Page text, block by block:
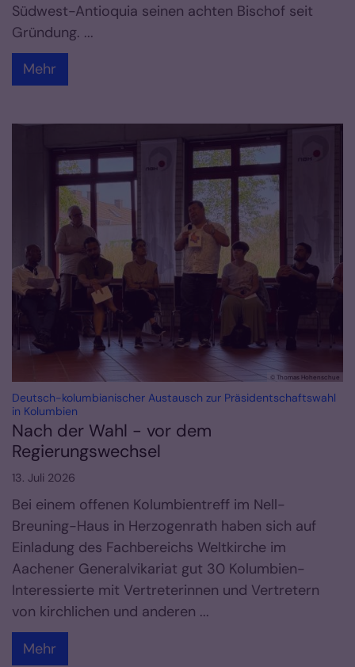
Südwest-Antioquia seinen achten Bischof seit
Gründung. ...
Mehr
© Thomas Hohenschue
Deutsch-kolumbianischer Austausch zur Präsidentschaftswahl
in Kolumbien
Nach der Wahl - vor dem
Regierungswechsel
13. Juli 2026
Bei einem offenen Kolumbientreff im Nell-
Breuning-Haus in Herzogenrath haben sich auf
Einladung des Fachbereichs Weltkirche im
Aachener Generalvikariat gut 30 Kolumbien-
Interessierte mit Vertreterinnen und Vertretern
von kirchlichen und anderen ...
Mehr